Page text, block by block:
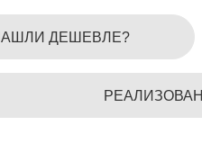
ДЕШЕВЛЕ?